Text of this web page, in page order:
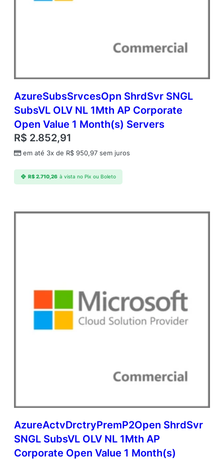
AzureSubsSrvcesOpn ShrdSvr SNGL
SubsVL OLV NL 1Mth AP Corporate
Open Value 1 Month(s) Servers
R$ 2.852,91
em até 3x de R$ 950,97 sem juros
R$2.710,26 à vista no Pix ou Boleto
AzureActvDrctryPremP2Open ShrdSvr
SNGL SubsVL OLV NL 1Mth AP
Corporate Open Value 1 Month(s)